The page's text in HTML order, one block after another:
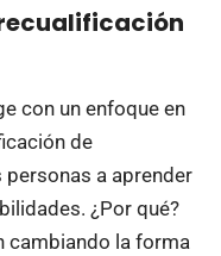
con un enfoque en
de
personas a aprender
¿Por qué?
cambiando la forma